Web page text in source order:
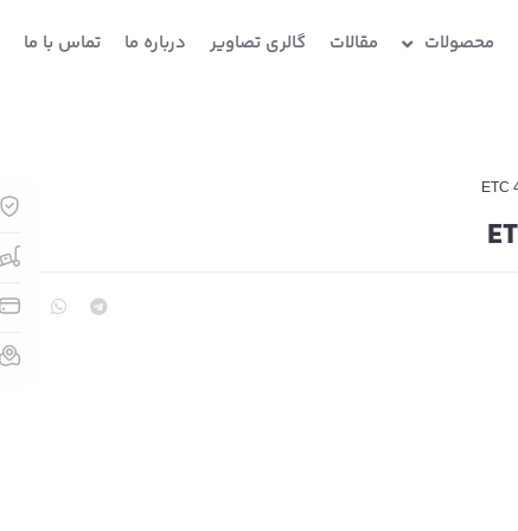
محصولات مقالات گالری تصاویر درباره ما تماس با ما